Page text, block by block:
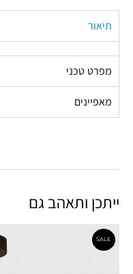
תיאור
מפרט טכני
מאפיינים
ייתכן ותאהב גם